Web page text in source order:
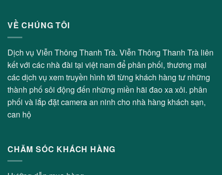
VỀ CHÚNG TÔI
Dịch vụ Viễn Thông Thanh Trà. Viễn Thông Thanh Trà liên
kết với các nhà đài tại việt nam để phân phối, thương mại
các dịch vụ xem truyền hình tới từng khách hàng tư những
thành phố sôi động đến những miền hãi đao xa xôi. phân
phối và lắp đặt camera an ninh cho nhà hàng khách sạn,
can hộ
CHĂM SÓC KHÁCH HÀNG